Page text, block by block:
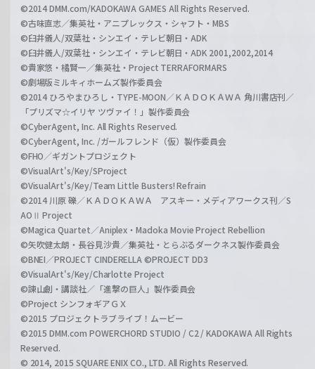
©2014 DMM.com/KADOKAWA GAMES All Rights Reserved.
©古味直志／集英社・アニプレックス・シャフト・MBS
©臼井儀人/双葉社・シンエイ・テレビ朝日・ADK
©臼井儀人/双葉社・シンエイ・テレビ朝日・ADK 2001,2002,2014
©貴家悠・橘賢一／集英社・Project TERRAFORMARS
©劇場版ミルキィホームズ製作委員会
©2014 ひろやまひろし・TYPE-MOON／ＫＡＤＯＫＡＷＡ 角川書店刊／
「プリズマ☆イリヤ ツヴァイ！」製作委員会
©CyberAgent, Inc. All Rights Reserved.
©CyberAgent, Inc. /ガールフレンド（仮）製作委員会
©FHO／ギガントプロジェクト
©VisualArt's/Key/SProject
©VisualArt's/Key/Team Little Busters! Refrain
©2014 川原 礫／ＫＡＤＯＫＡＷＡ アスキー・メディアワークス刊／S
AOⅡ Project
©Magica Quartet／Aniplex・Madoka Movie Project Rebellion
©矢吹健太朗・長谷見沙貴／集英社・とらぶるダークネス製作委員会
©BNEI／PROJECT CINDERELLA ©PROJECT DD3
©VisualArt's/Key/Charlotte Project
©諫山創・講談社／「進撃の巨人」製作委員会
©Project シンフォギアＧＸ
©2015 プロジェクトラブライブ！ムービー
©2015 DMM.com POWERCHORD STUDIO / C2 / KADOKAWA All Rights
Reserved.
© 2014, 2015 SQUARE ENIX CO., LTD. All Rights Reserved.